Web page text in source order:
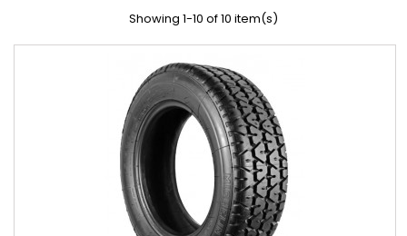
Showing 1-10 of 10 item(s)